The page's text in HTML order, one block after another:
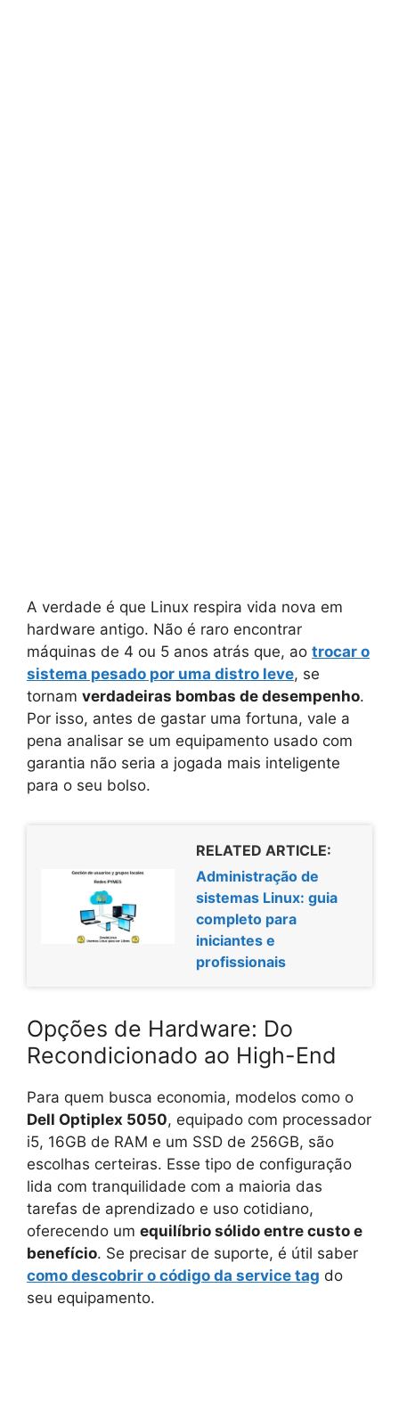
A verdade é que Linux respira vida nova em
hardware antigo. Não é raro encontrar
máquinas de 4 ou 5 anos atrás que, ao trocar o
sistema pesado por uma distro leve, se
tornam verdadeiras bombas de desempenho.
Por isso, antes de gastar uma fortuna, vale a
pena analisar se um equipamento usado com
garantia não seria a jogada mais inteligente
para o seu bolso.
RELATED ARTICLE:
Administração de
sistemas Linux: guia
completo para
iniciantes e
profissionais
Opções de Hardware: Do
Recondicionado ao High-End
Para quem busca economia, modelos como o
Dell Optiplex 5050, equipado com processador
i5, 16GB de RAM e um SSD de 256GB, são
escolhas certeiras. Esse tipo de configuração
lida com tranquilidade com a maioria das
tarefas de aprendizado e uso cotidiano,
oferecendo um equilíbrio sólido entre custo e
benefício. Se precisar de suporte, é útil saber
como descobrir o código da service tag do
seu equipamento.